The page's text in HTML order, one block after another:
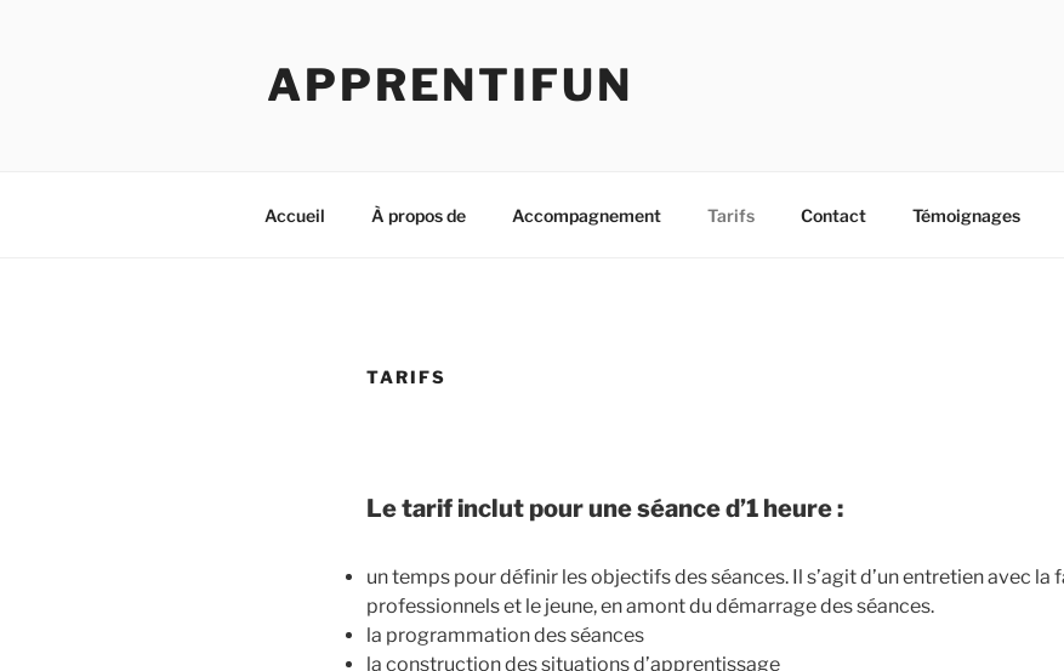
APPRENTIFUN
Accueil À propos de Accompagnement Tarifs Contact Témoignages
TARIFS
Le tarif inclut pour une séance d’1 heure :
un temps pour définir les objectifs des séances. Il s’agit d’un entretien avec la
professionnels et le jeune, en amont du démarrage des séances.
la programmation des séances
la construction des situations d’apprentissage